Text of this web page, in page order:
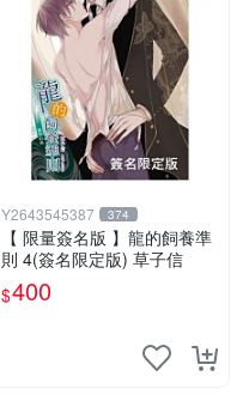
Y2643545387 374
【 限量簽名版 】龍的飼養準
則 4(簽名限定版) 草子信
$400